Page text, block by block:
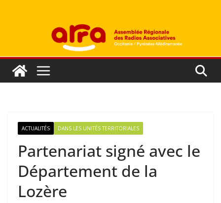
ACTUALITÉS DANS LES UNITÉS TERRITORIALES
Partenariat signé avec le
Département de la
Lozère